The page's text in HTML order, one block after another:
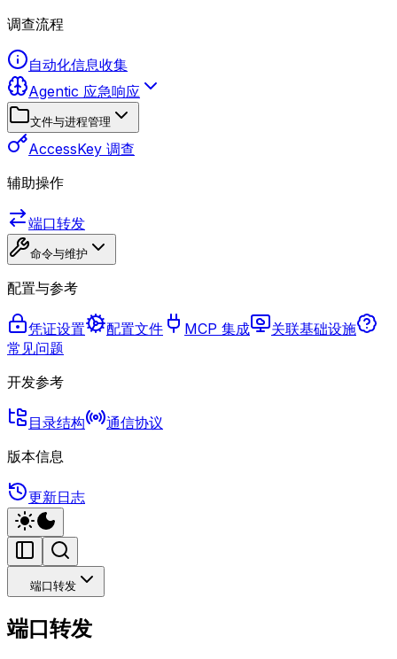
调查流程
自动化信息收集
Agentic 应急响应
文件与进程管理
AccessKey 调查
辅助操作
端口转发
命令与维护
配置与参考
凭证设置 配置文件 MCP 集成
关联基础设施
常见问题
开发参考
目录结构
通信协议
版本信息
更新日志
端口转发
端口转发